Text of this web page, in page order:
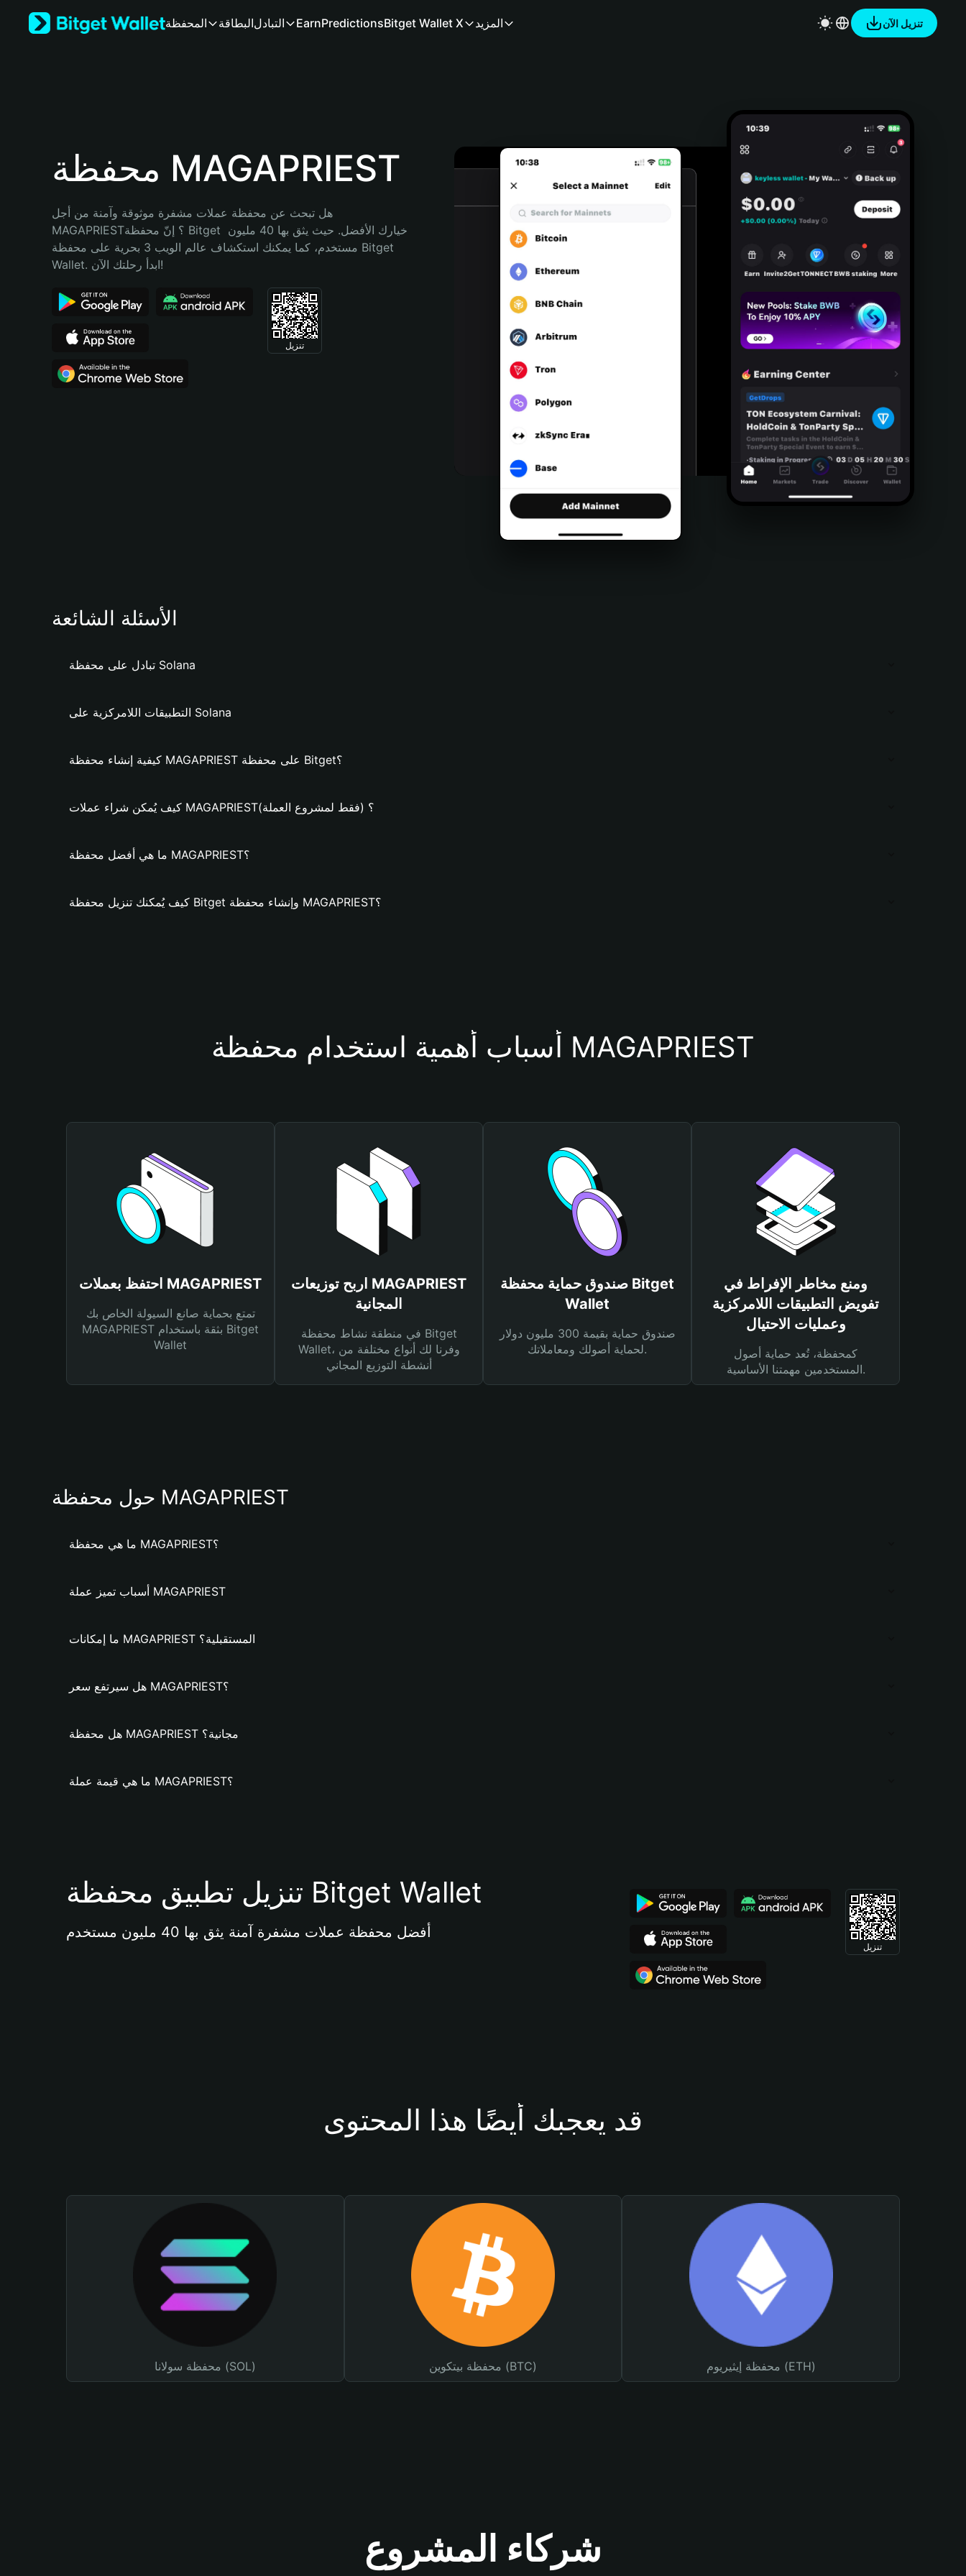
Bahasa Indonesia
Português (Brasil)
المحفظة البطاقةالتبادل EarnPredictionsBitget Wallet X المزيد تنزيل الآن
محفظة MAGAPRIEST
هل تبحث عن محفظة عملات مشفرة موثوقة وآمنة من أجل
MAGAPRIEST؟ إنّ محفظة Bitget خيارك الأفضل. حيث يثق بها 40 مليون
مستخدم، كما يمكنك استكشاف عالم الويب 3 بحرية على محفظة Bitget
Wallet. ابدأ رحلتك الآن!
تنزيل
الأسئلة الشائعة
تبادل على محفظة Solana
التطبيقات اللامركزية على Solana
كيفية إنشاء محفظة MAGAPRIEST على محفظة Bitget؟
كيف يُمكن شراء عملات MAGAPRIEST؟ (فقط لمشروع العملة)
ما هي أفضل محفظة MAGAPRIEST؟
كيف يُمكنك تنزيل محفظة Bitget وإنشاء محفظة MAGAPRIEST؟
أسباب أهمية استخدام محفظة MAGAPRIEST
احتفظ بعملات MAGAPRIEST
تمتع بحماية صانع السيولة الخاص بك
MAGAPRIEST بثقة باستخدام Bitget
Wallet
اربح توزيعات MAGAPRIEST
المجانية
في منطقة نشاط محفظة Bitget
Wallet، وفرنا لك أنواع مختلفة من
أنشطة التوزيع المجاني
صندوق حماية محفظة Bitget
Wallet
صندوق حماية بقيمة 300 مليون دولار
لحماية أصولك ومعاملاتك.
ومنع مخاطر الإفراط في
تفويض التطبيقات اللامركزية
وعمليات الاحتيال
كمحفظة، تُعد حماية أصول
المستخدمين مهمتنا الأساسية.
حول محفظة MAGAPRIEST
ما هي محفظة MAGAPRIEST؟
أسباب تميز عملة MAGAPRIEST
ما إمكانات MAGAPRIEST المستقبلية؟
هل سيرتفع سعر MAGAPRIEST؟
هل محفظة MAGAPRIEST مجانية؟
ما هي قيمة عملة MAGAPRIEST؟
تنزيل تطبيق محفظة Bitget Wallet
أفضل محفظة عملات مشفرة آمنة يثق بها 40 مليون مستخدم
تنزيل
قد يعجبك أيضًا هذا المحتوى
محفظة سولانا (SOL) محفظة بيتكوين (BTC) محفظة إيثيريوم (ETH)
شركاء المشروع